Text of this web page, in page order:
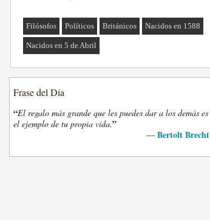
Filósofos Políticos Británicos Nacidos en 1588
Nacidos en 5 de Abril
Frase del Día
“El regalo más grande que les puedes dar a los demás es
el ejemplo de tu propia vida.”
— Bertolt Brecht